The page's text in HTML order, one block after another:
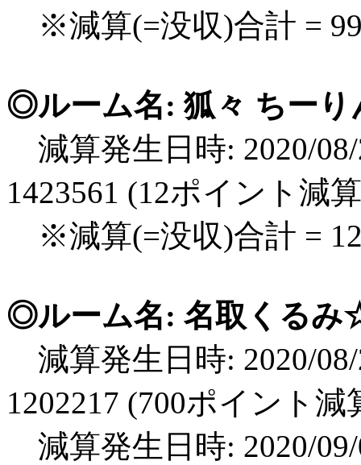
※減算(=没収)合計 =
◎ルーム名: 狐々 ちーり
減算発生日時: 2020/
1423561 (12ポイント減
※減算(=没収)合計 =
◎ルーム名: 名取くるみ
減算発生日時: 2020/
1202217 (700ポイント減
減算発生日時: 2020/